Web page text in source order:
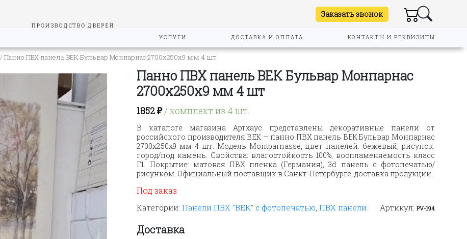
Заказать звонок
УСЛУГИ ДОСТАВКА И ОПЛАТА КОНТАКТЫ И РЕКВИЗИТЫ
/ Панно ПВХ панель ВЕК Бульвар Монпарнас 2700х250х9 мм 4 шт
Панно ПВХ панель ВЕК Бульвар Монпарнас
2700х250х9 мм 4 шт
1852₽/ комплект из 4 шт.
В каталоге магазина Артхаус представлены декоративные панели от
российского производителя ВЕК — панно ПВХ панель ВЕК Бульвар Монпарнас
2700х250х9 мм 4 шт. Модель Montparnasse, цвет панелей: бежевый, рисунок:
город/под камень. Свойства: влагостойкость 100%, воспламеняемость класс
Г1. Покрытие: матовая ПВХ пленка (Германия), 3d панель с фотопечатью/
рисунком. Официальный поставщик в Санкт-Петербурге, доставка продукции.
Под заказ
Артикул: PV-194
Категории: Панели ПВХ "ВЕК" с фотопечатью ПВХ панели
Доставка